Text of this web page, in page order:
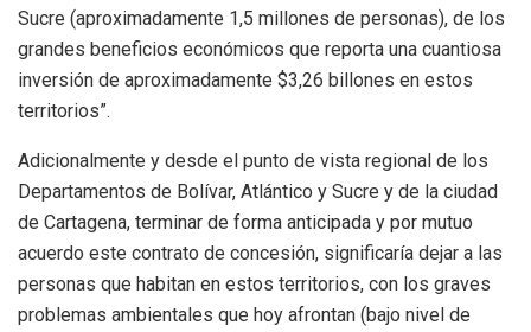
Sucre (aproximadamente 1,5 millones de personas), de los
grandes beneficios económicos que reporta una cuantiosa
inversión de aproximadamente $3,26 billones en estos
territorios”.
Adicionalmente y desde el punto de vista regional de los
Departamentos de Bolívar, Atlántico y Sucre y de la ciudad
de Cartagena, terminar de forma anticipada y por mutuo
acuerdo este contrato de concesión, significaría dejar a las
personas que habitan en estos territorios, con los graves
problemas ambientales que hoy afrontan (bajo nivel de